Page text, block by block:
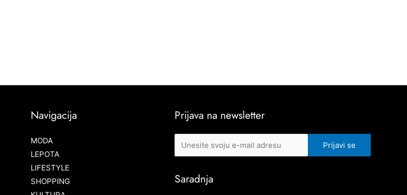
Navigacija
MODA
LEPOTA
LIFESTYLE
SHOPPING
Prijava na newsletter
Saradnja